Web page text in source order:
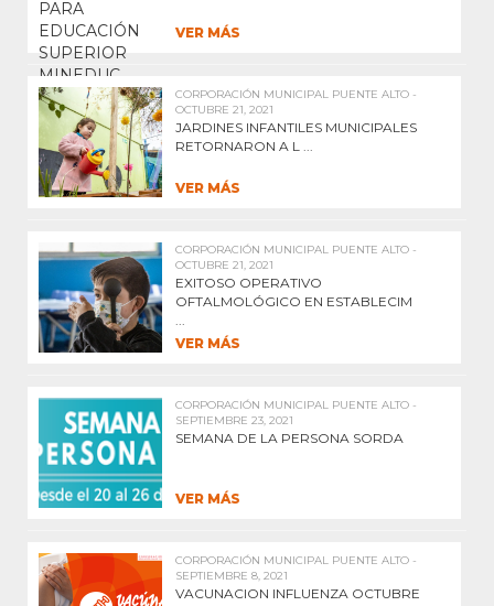
VER MÁS
CORPORACIÓN MUNICIPAL PUENTE ALTO -
OCTUBRE 21, 2021
JARDINES INFANTILES MUNICIPALES
RETORNARON A L ...
VER MÁS
CORPORACIÓN MUNICIPAL PUENTE ALTO -
OCTUBRE 21, 2021
EXITOSO OPERATIVO
OFTALMOLÓGICO EN ESTABLECIM
VER MÁS
CORPORACIÓN MUNICIPAL PUENTE ALTO -
SEPTIEMBRE 23, 2021
SEMANA DE LA PERSONA SORDA
VER MÁS
CORPORACIÓN MUNICIPAL PUENTE ALTO -
SEPTIEMBRE 8, 2021
VACUNACION INFLUENZA OCTUBRE